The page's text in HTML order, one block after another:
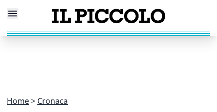
Home Cronaca